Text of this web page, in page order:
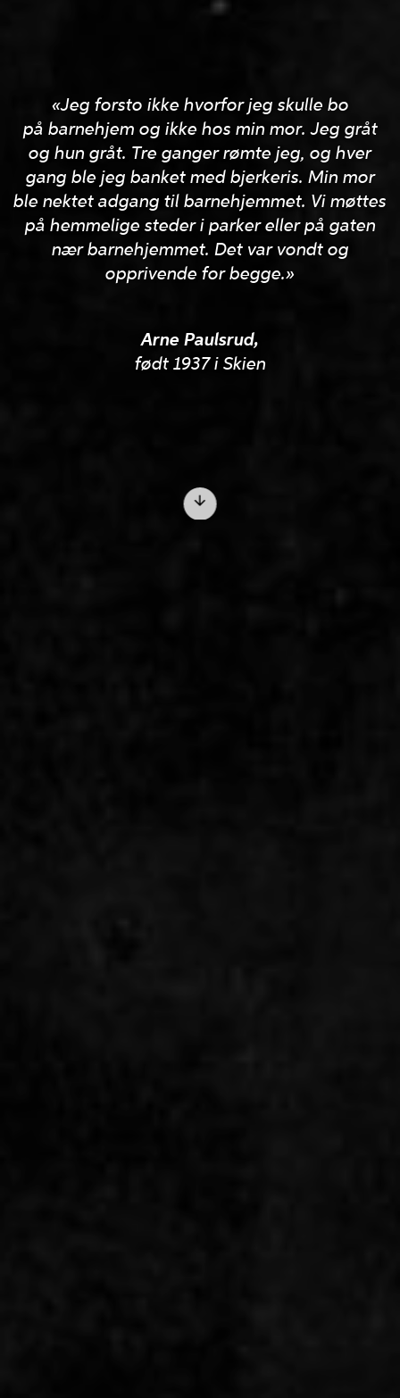
«Jeg forsto ikke hvorfor jeg skulle bo
på barnehjem og ikke hos min mor. Jeg gråt
og hun gråt. Tre ganger rømte jeg, og hver
gang ble jeg banket med bjerkeris. Min mor
ble nektet adgang til barnehjemmet. Vi møttes
på hemmelige steder i parker eller på gaten
nær barnehjemmet. Det var vondt og
opprivende for begge.»
Arne Paulsrud,
født 1937 i Skien